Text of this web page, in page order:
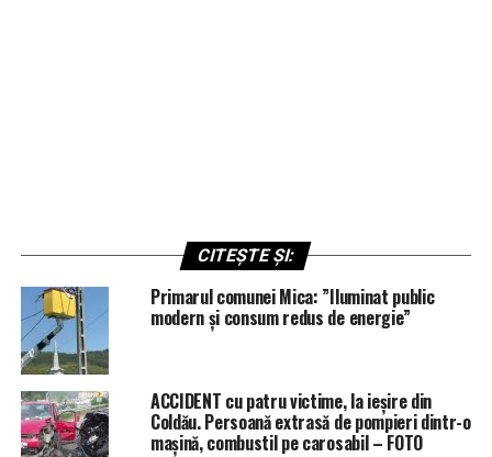
CITEȘTE ȘI:
Primarul comunei Mica: ”Iluminat public
modern și consum redus de energie”
ACCIDENT cu patru victime, la ieșire din
Coldău. Persoană extrasă de pompieri dintr-o
mașină, combustil pe carosabil – FOTO